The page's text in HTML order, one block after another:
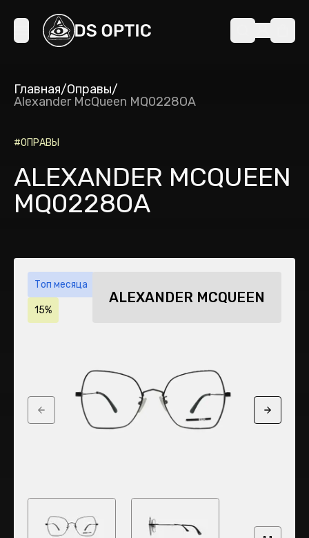
Главная/Оправы/
Alexander McQueen MQ0228OA
#ОПРАВЫ
ALEXANDER MCQUEEN
MQ0228OA
Топ месяца
15%
ALEXANDER MCQUEEN
Previous slide Next